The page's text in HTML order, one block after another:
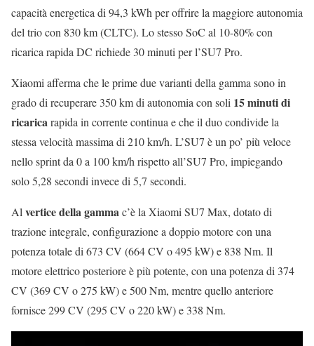
capacità energetica di 94,3 kWh per offrire la maggiore autonomia
del trio con 830 km (CLTC). Lo stesso SoC al 10-80% con
ricarica rapida DC richiede 30 minuti per l’SU7 Pro.
Xiaomi afferma che le prime due varianti della gamma sono in
grado di recuperare 350 km di autonomia con soli 15 minuti di
ricaricarapida in corrente continua e che il duo condivide la
stessa velocità massima di 210 km/h. L’SU7 è un po’ più veloce
nello sprint da 0 a 100 km/h rispetto all’SU7 Pro, impiegando
solo 5,28 secondi invece di 5,7 secondi.
Al vertice della gammac’è la Xiaomi SU7 Max, dotato di
trazione integrale, configurazione a doppio motore con una
potenza totale di 673 CV (664 CV o 495 kW) e 838 Nm. Il
motore elettrico posteriore è più potente, con una potenza di 374
CV (369 CV o 275 kW) e 500 Nm, mentre quello anteriore
fornisce 299 CV (295 CV o 220 kW) e 338 Nm.